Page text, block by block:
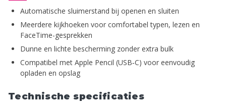
Automatische sluimerstand bij openen en sluiten
Meerdere kijkhoeken voor comfortabel typen, lezen en
FaceTime-gesprekken
Dunne en lichte bescherming zonder extra bulk
Compatibel met Apple Pencil (USB‑C) voor eenvoudig
opladen en opslag
Technische specificaties